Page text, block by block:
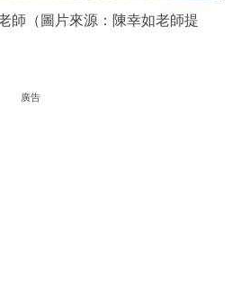
師（圖片來源：陳幸如老師提
廣告